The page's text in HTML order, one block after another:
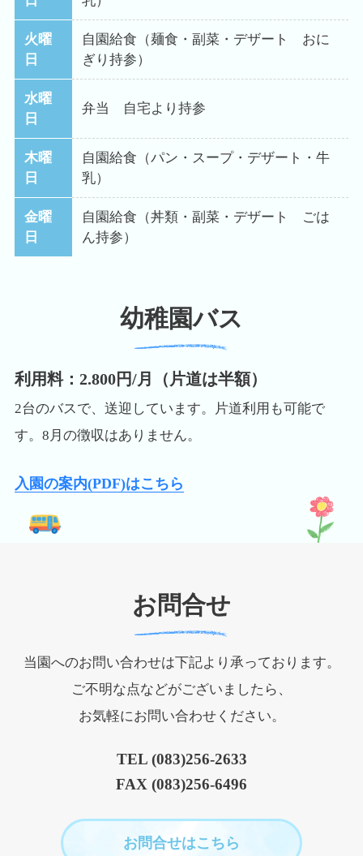
火曜
日
自園給食（麺食・副菜・デザート おに
ぎり持参）
水曜
日
弁当 自宅より持参
木曜
日
自園給食（パン・スープ・デザート・牛
乳）
金曜
日
自園給食（丼類・副菜・デザート ごは
ん持参）
幼稚園バス
利用料：2.800円/月（片道は半額）
2台のバスで、送迎しています。片道利用も可能で
す。8月の徴収はありません。
入園の案内(PDF)はこちら
お問合せ
当園へのお問い合わせは下記より承っております。
ご不明な点などがございましたら、
お気軽にお問い合わせください。
TEL (083)256-2633
FAX (083)256-6496
お問合せはこちら